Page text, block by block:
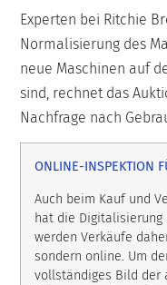
Experten bei Ritchie
Normalisierung des
neue Maschinen auf
sind, rechnet das
Nachfrage nach
ONLINE-INSPEKTION
Auch beim Kauf und
hat die Digitalisierung
werden Verkäufe
sondern online. Um
vollständiges Bild der